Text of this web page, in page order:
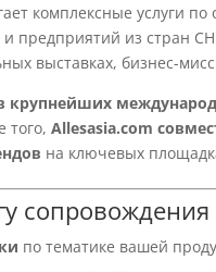
комплексные услуги
и предприятий из стран
выставках, бизнес-
крупнейших
того,Allesasia.com
на ключевых
по тематике вашей